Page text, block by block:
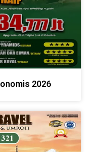
2026